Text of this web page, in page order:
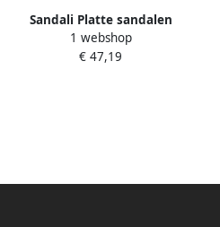
Sandali Platte sandalen
1 webshop
€ 47,19